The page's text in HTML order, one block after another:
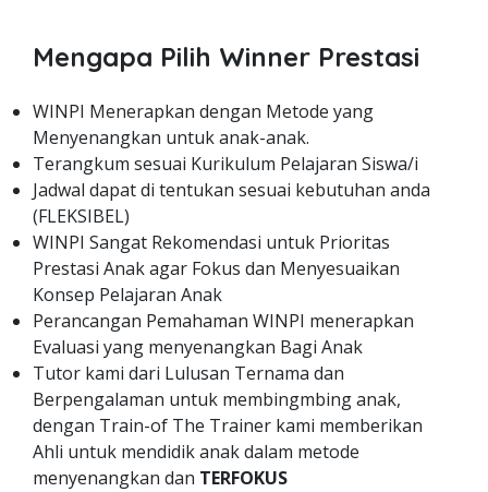
Mengapa Pilih Winner Prestasi
WINPI Menerapkan dengan Metode yang
Menyenangkan untuk anak-anak.
Terangkum sesuai Kurikulum Pelajaran Siswa/i
Jadwal dapat di tentukan sesuai kebutuhan anda
(FLEKSIBEL)
WINPI Sangat Rekomendasi untuk Prioritas
Prestasi Anak agar Fokus dan Menyesuaikan
Konsep Pelajaran Anak
Perancangan Pemahaman WINPI menerapkan
Evaluasi yang menyenangkan Bagi Anak
Tutor kami dari Lulusan Ternama dan
Berpengalaman untuk membingmbing anak,
dengan Train-of The Trainer kami memberikan
Ahli untuk mendidik anak dalam metode
menyenangkan dan TERFOKUS